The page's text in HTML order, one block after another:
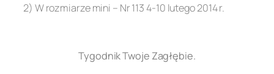
2) W rozmiarze mini – Nr 113 4-10 lutego 2014 r.
Tygodnik Twoje Zagłębie.